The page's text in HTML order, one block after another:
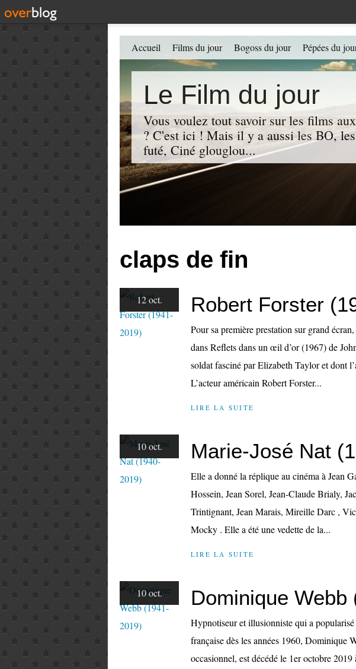
Le Film du jour
Vous voulez tout savoir sur les films
? C'est ici ! Mais il y a aussi les BO,
futé, Ciné glouglou...
Accueil Films du jour Bogoss du jour Pépées du
claps de fin
12 oct. Robert Forster
Pour sa première prestation sur grand
dans Reflets dans un œil d’or (1967) de
soldat fasciné par Elizabeth Taylor et dont
L’acteur américain Robert Forster...
LIRE LA SUITE
10 oct. Marie-José Nat
Elle a donné la réplique au cinéma à Jean
Hossein, Jean Sorel, Jean-Claude Brialy,
Trintignant, Jean Marais, Mireille Darc ,
Mocky . Elle a été une vedette de la...
LIRE LA SUITE
10 oct. Dominique Webb
Hypnotiseur et illusionniste qui a
française dès les années 1960, Dominique
occasionnel, est décédé le 1er octobre